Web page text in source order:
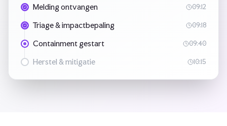
Melding ontvangen 09:12
Triage & impactbepaling 09:18
Containment gestart 09:40
Herstel & mitigatie 10:15